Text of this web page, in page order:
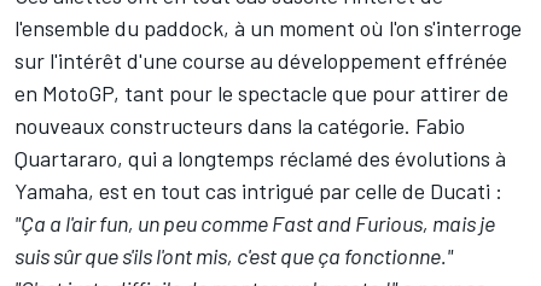
l'ensemble du paddock, à un moment où l'on s'interroge
sur l'intérêt d'une course au développement effrénée
en MotoGP, tant pour le spectacle que pour attirer de
nouveaux constructeurs dans la catégorie. Fabio
Quartararo, qui a longtemps réclamé des évolutions à
Yamaha, est en tout cas intrigué par celle de Ducati :
"Ça a l'air fun, un peu comme Fast and Furious, mais je
suis sûr que s'ils l'ont mis, c'est que ça fonctionne."